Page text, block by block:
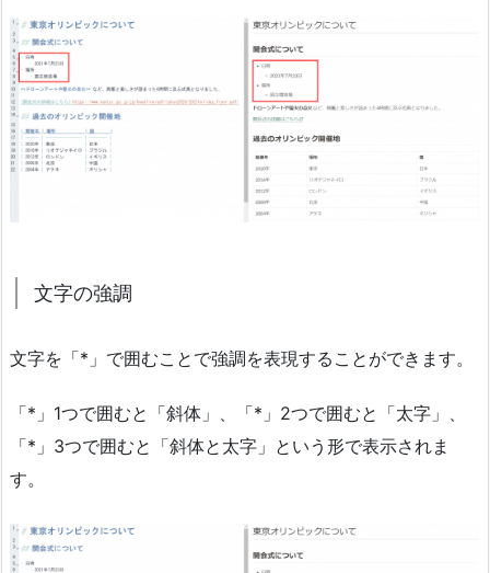
文字の強調
文字を「*」で囲むことで強調を表現することができます。
「*」1つで囲むと「斜体」、「*」2つで囲むと「太字」、
「*」3つで囲むと「斜体と太字」という形で表示されま
す。